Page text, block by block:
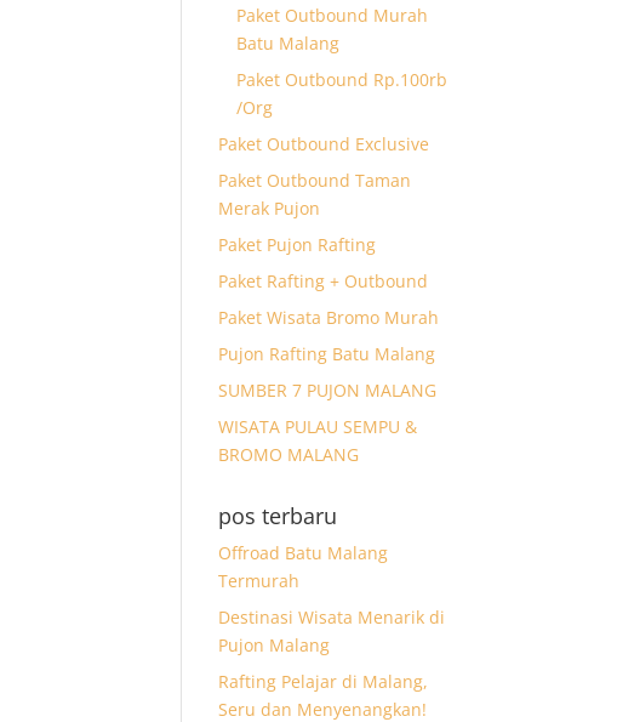
Paket Outbound Murah
Batu Malang
Paket Outbound Rp.100rb
/Org
Paket Outbound Exclusive
Paket Outbound Taman
Merak Pujon
Paket Pujon Rafting
Paket Rafting + Outbound
Paket Wisata Bromo Murah
Pujon Rafting Batu Malang
SUMBER 7 PUJON MALANG
WISATA PULAU SEMPU &
BROMO MALANG
pos terbaru
Offroad Batu Malang
Termurah
Destinasi Wisata Menarik di
Pujon Malang
Rafting Pelajar di Malang,
Seru dan Menyenangkan!